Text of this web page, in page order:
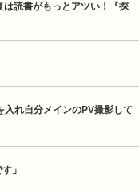
は読書がもっとアツい！『探
入れ自分メインのPV撮影して
」